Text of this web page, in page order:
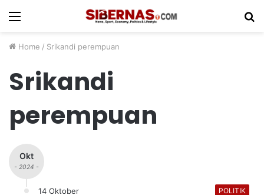
Menu
Home / Srikandi perempuan
Srikandi
perempuan
Okt
- 2024 -
14 Oktober POLITIK